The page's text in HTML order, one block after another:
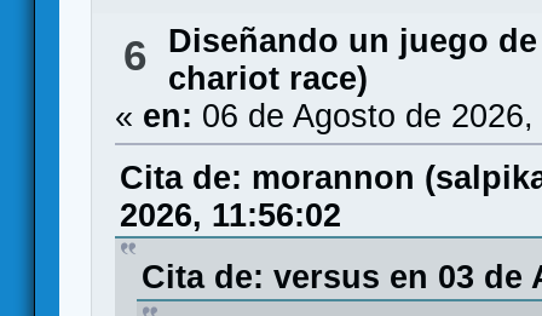
6
Diseñando un juego
chariot race)
« en: 06 de Agosto de
Cita de: morannon
2026, 11:56:02
Cita de: versus en 03 de